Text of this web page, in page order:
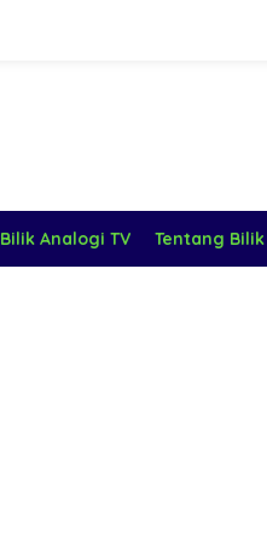
Bilik Analogi TV Tentang